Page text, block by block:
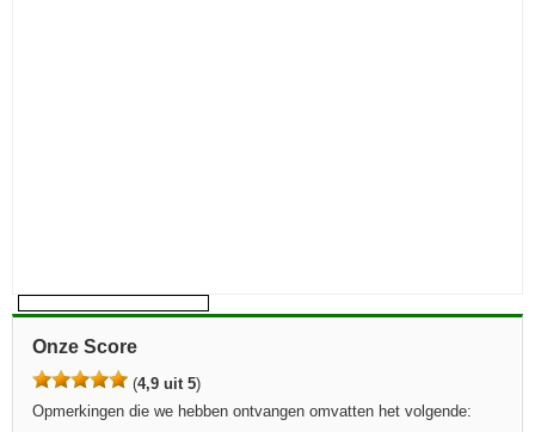
Onze Score
(4,9 uit 5)
Opmerkingen die we hebben ontvangen omvatten het volgende: